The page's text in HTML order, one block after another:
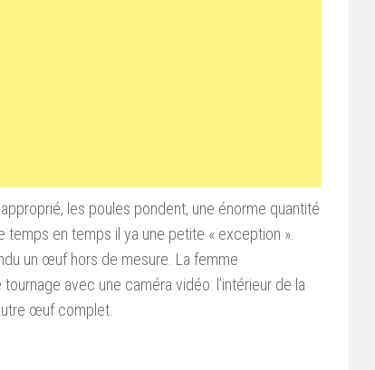
approprié, es poules pondent, une énorme quantité
temps en temps il ya une petite « exception »
un œuf hors de mesure La femme
tournage avec une caméra vidéo: l’intérieur de la
œuf complet